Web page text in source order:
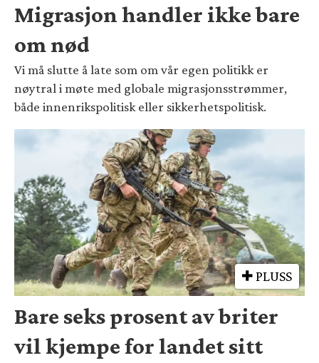
Migrasjon handler ikke bare
om nød
Vi må slutte å late som om vår egen politikk er
nøytral i møte med globale migrasjonsstrømmer,
både innenrikspolitisk eller sikkerhetspolitisk.
PLUSS
Bare seks prosent av briter
vil kjempe for landet sitt